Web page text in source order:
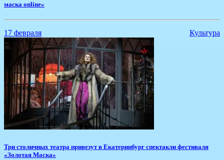
маска online»
17 февраля Культура
​Три столичных театра привезут в Екатеринбург спектакли фестиваля
«Золотая Маска»